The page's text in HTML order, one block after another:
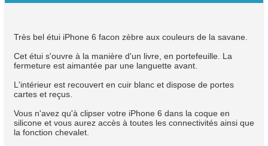
Très bel étui iPhone 6 facon zèbre aux couleurs de la savane.
Cet étui s'ouvre à la manière d'un livre, en portefeuille. La
fermeture est aimantée par une languette avant.
L'intérieur est recouvert en cuir blanc et dispose de portes
cartes et reçus.
Vous n'avez qu'à clipser votre iPhone 6 dans la coque en
silicone et vous aurez accès à toutes les connectivités ainsi que
la fonction chevalet.